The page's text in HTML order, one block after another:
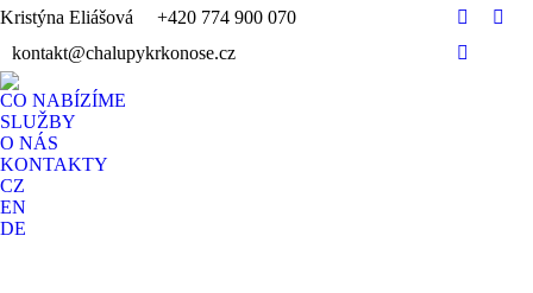
Kristýna Eliášová
+420 774 900 070
kontakt@chalupykrkonose.cz
YouTube
CO NABÍZÍME
SLUŽBY
O NÁS
KONTAKTY
CZ
EN
DE